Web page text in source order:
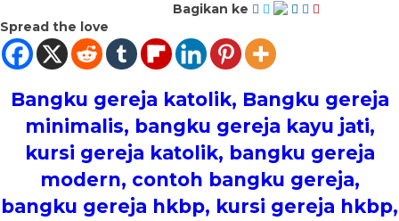
Bagikan ke
Spread the love
Bangku gereja katolik, Bangku gereja
minimalis, bangku gereja kayu jati,
kursi gereja katolik, bangku gereja
modern, contoh bangku gereja,
bangku gereja hkbp, kursi gereja hkbp,